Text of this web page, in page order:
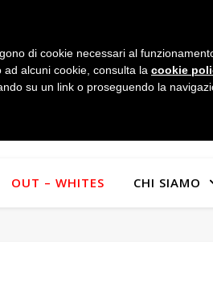
OUT – WHITES CHI SIAMO
di cookie necessari al
alcuni cookie, consulta la cookie
su un link o proseguendo la